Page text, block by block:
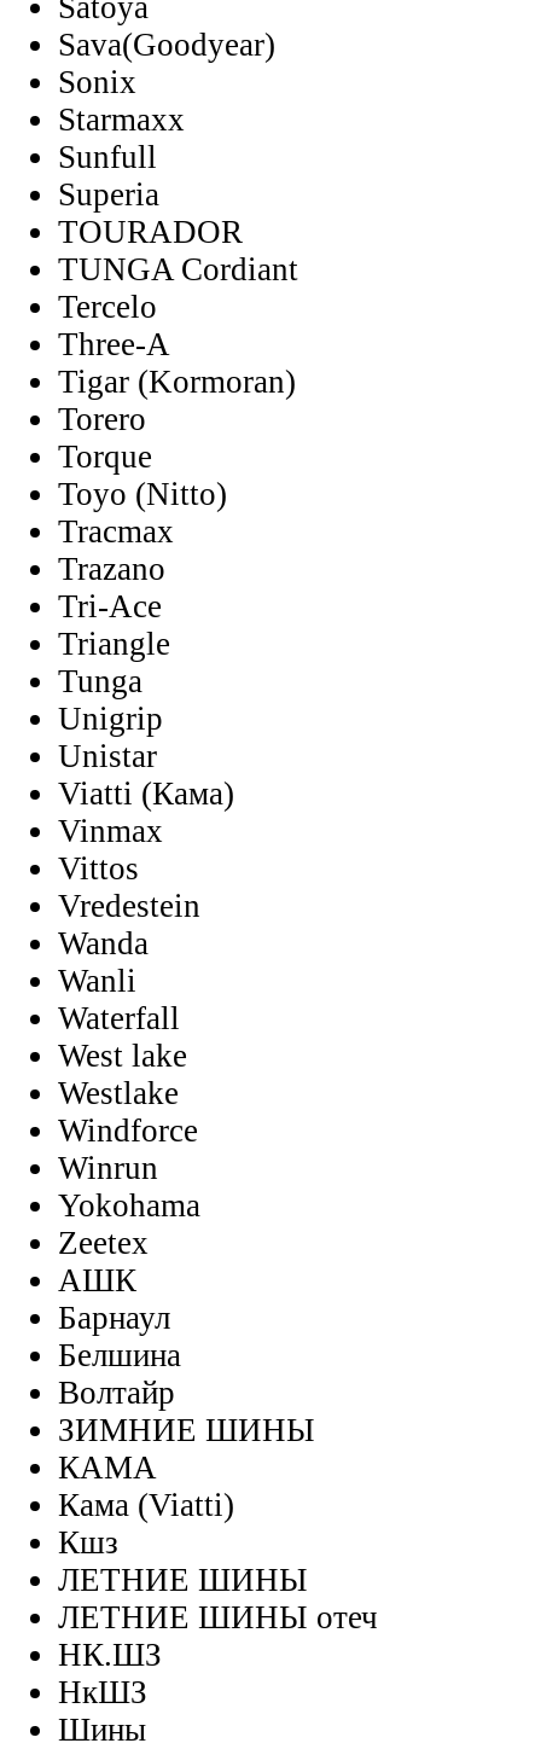
Satoya
Sava(Goodyear)
Sonix
Starmaxx
Sunfull
Superia
TOURADOR
TUNGA Cordiant
Tercelo
Three-A
Tigar (Kormoran)
Torero
Torque
Toyo (Nitto)
Tracmax
Trazano
Tri-Ace
Triangle
Tunga
Unigrip
Unistar
Viatti (Кама)
Vinmax
Vittos
Vredestein
Wanda
Wanli
Waterfall
West lake
Westlake
Windforce
Winrun
Yokohama
Zeetex
АШК
Барнаул
Белшина
Волтайр
ЗИМНИЕ ШИНЫ
КАМА
Кама (Viatti)
Кшз
ЛЕТНИЕ ШИНЫ
ЛЕТНИЕ ШИНЫ отеч
НК.ШЗ
НкШЗ
Шины